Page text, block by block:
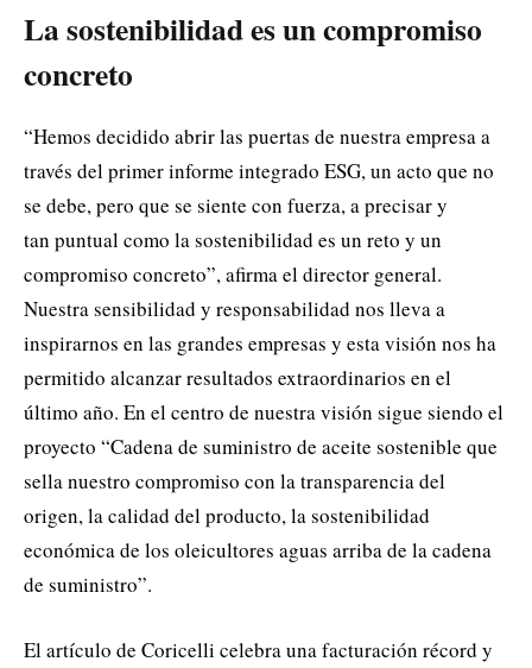
La sostenibilidad es un compromiso
concreto
“Hemos decidido abrir las puertas de nuestra empresa a
través del primer informe integrado ESG, un acto que no
se debe, pero que se siente con fuerza, a precisar y
tan puntual como la sostenibilidad es un reto y un
compromiso concreto”, afirma el director general.
Nuestra sensibilidad y responsabilidad nos lleva a
inspirarnos en las grandes empresas y esta visión nos ha
permitido alcanzar resultados extraordinarios en el
último año. En el centro de nuestra visión sigue siendo el
proyecto “Cadena de suministro de aceite sostenible que
sella nuestro compromiso con la transparencia del
origen, la calidad del producto, la sostenibilidad
económica de los oleicultores aguas arriba de la cadena
de suministro”.
El artículo de Coricelli celebra una facturación récord y